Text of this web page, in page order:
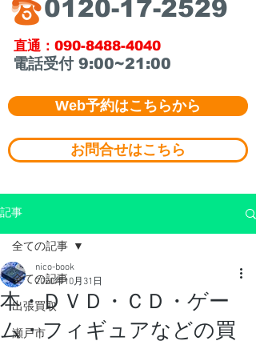
​0120-17-2529
​直通：090-8488-4040
​電話受付 9:00~21:00
Web予約はこちらから
お問合せはこちら
記事
全ての記事
出張買取
瀬戸市
全ての記事
本・ＤＶＤ・ＣＤ・ゲー
ム・フィギュアなどの買
nico-book
2020年10月31日